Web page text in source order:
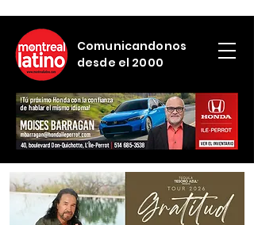
Comunicandonos
desde el 2000